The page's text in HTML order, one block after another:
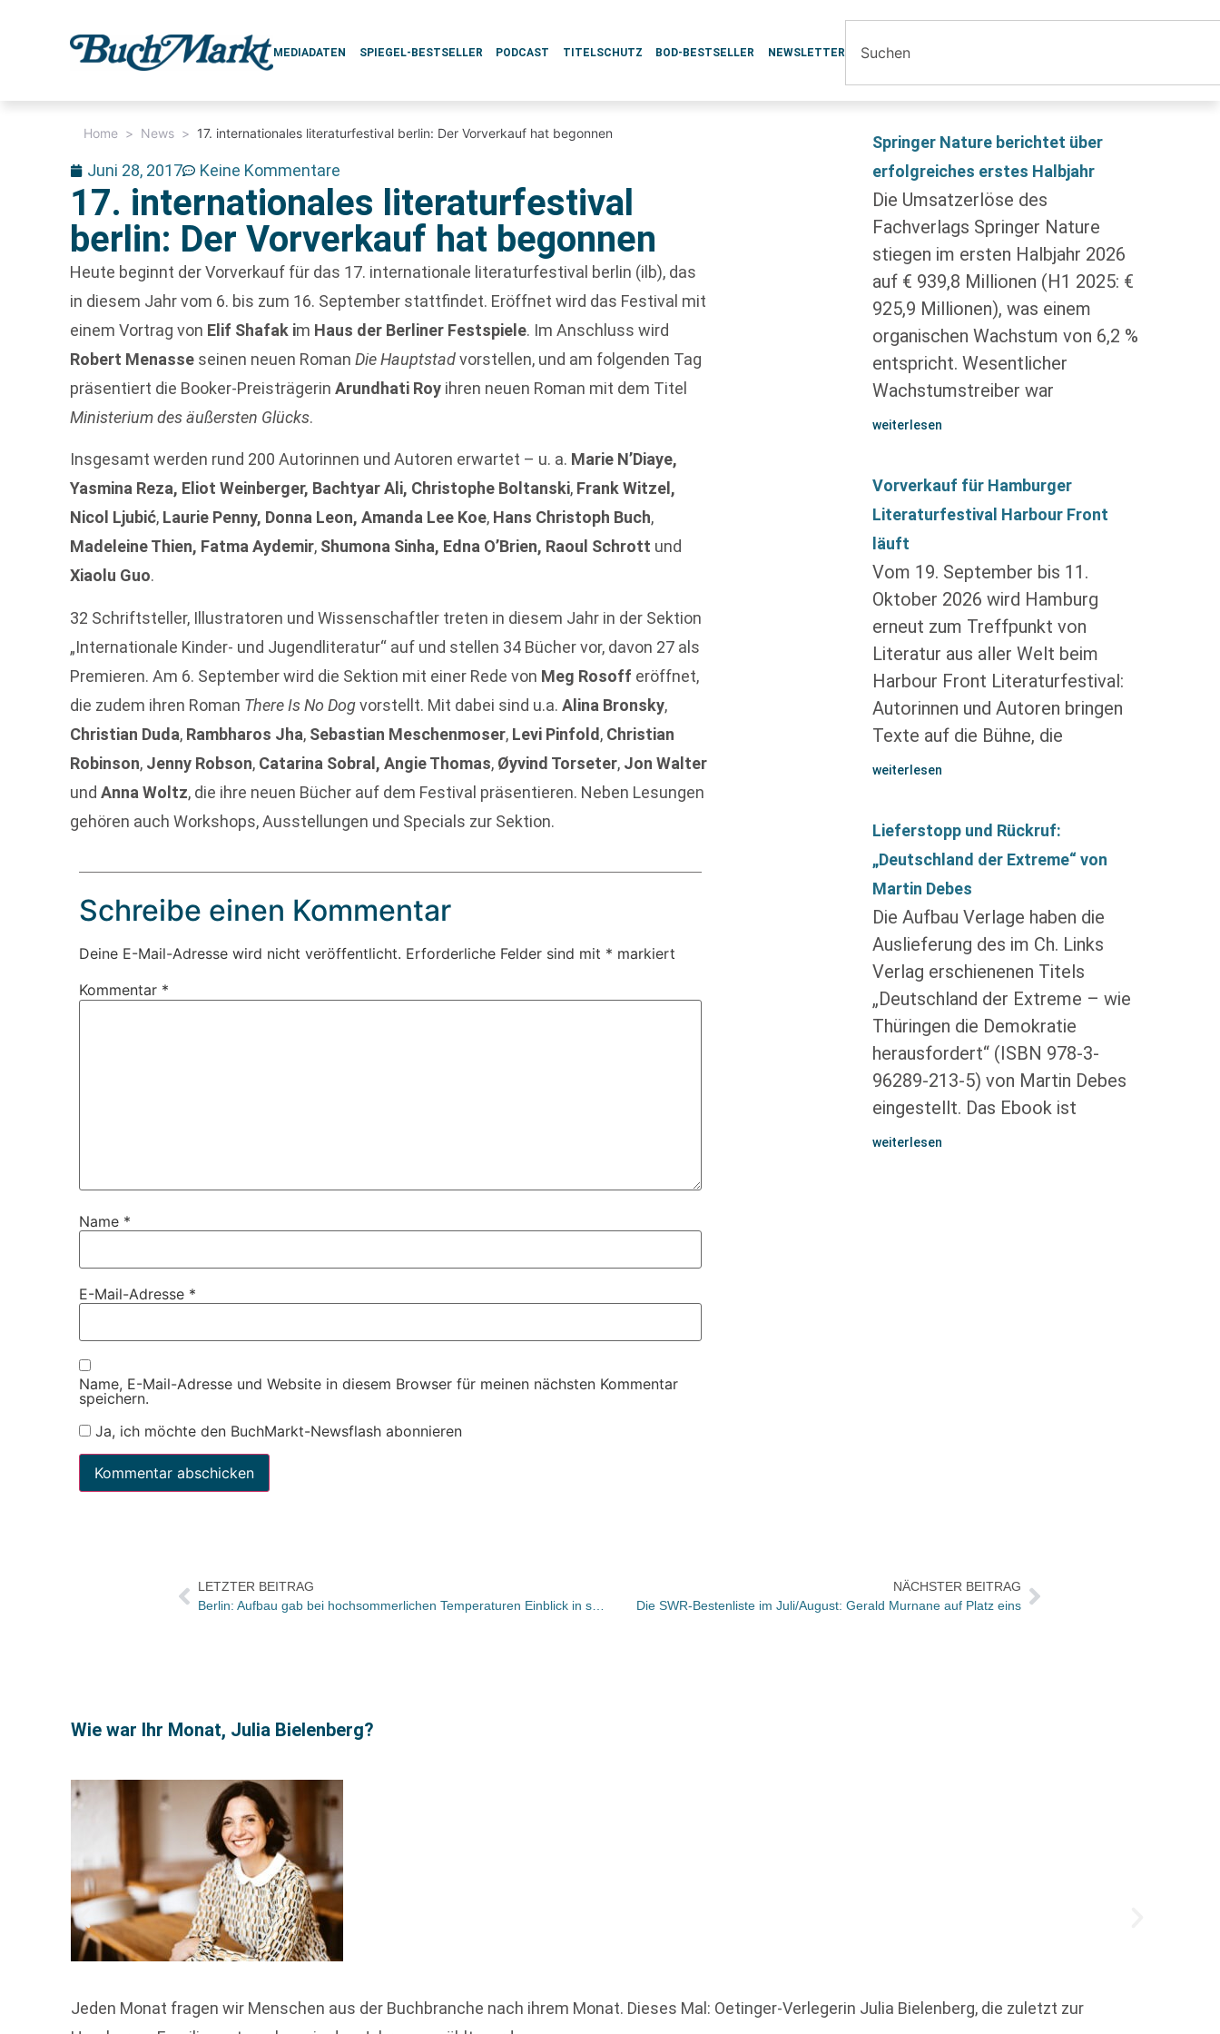
MEDIADATEN SPIEGEL-BESTSELLER PODCAST TITELSCHUTZ BOD-BESTSELLER NEWSLETTER
Home > News > 17. internationales literaturfestival berlin: Der Vorverkauf hat begonnen
Juni 28, 2017 Keine Kommentare
17. internationales literaturfestival
berlin: Der Vorverkauf hat begonnen
Heute beginnt der Vorverkauf für das 17. internationale literaturfestival berlin (ilb), das
in diesem Jahr vom 6. bis zum 16. September stattfindet. Eröffnet wird das Festival mit
einem Vortrag von Elif Shafak im Haus der Berliner Festspiele. Im Anschluss wird
Robert Menasse seinen neuen RomanDie Hauptstadvorstellen, und am folgenden Tag
präsentiert die Booker-PreisträgerinArundhati Roy ihren neuen Roman mit dem Titel
Ministerium des äußersten Glücks.
Insgesamt werden rund 200 Autorinnen und Autoren erwartet – u. a. Marie N’Diaye,
Yasmina Reza, Eliot Weinberger, Bachtyar Ali, Christophe Boltanski, Frank Witzel,
Nicol Ljubić, Laurie Penny, Donna Leon, Amanda Lee Koe, Hans Christoph Buch,
Madeleine Thien, Fatma Aydemir, Shumona Sinha, Edna O’Brien, Raoul Schrott und
Xiaolu Guo.
32 Schriftsteller, Illustratoren und Wissenschaftler treten in diesem Jahr in der Sektion
„Internationale Kinder- und Jugendliteratur“ auf und stellen 34 Bücher vor, davon 27 als
Premieren. Am 6. September wird die Sektion mit einer Rede von Meg Rosoff eröffnet,
die zudem ihren Roman There Is No Dogvorstellt. Mit dabei sind u.a.Alina Bronsky,
Christian Duda, Rambharos Jha, Sebastian Meschenmoser, Levi Pinfold, Christian
Robinson, Jenny Robson, Catarina Sobral, Angie Thomas, Øyvind Torseter, Jon Walter
undAnna Woltz, die ihre neuen Bücher auf dem Festival präsentieren. Neben Lesungen
gehören auch Workshops, Ausstellungen und Specials zur Sektion.
Schreibe einen Kommentar
Deine E-Mail-Adresse wird nicht veröffentlicht. Erforderliche Felder sind mit * markiert
Kommentar *
Name *
E-Mail-Adresse *
Name, E-Mail-Adresse und Website in diesem Browser für meinen nächsten Kommentar
speichern.
Ja, ich möchte den BuchMarkt-Newsflash abonnieren
Springer Nature berichtet über
erfolgreiches erstes Halbjahr
Die Umsatzerlöse des
Fachverlags Springer Nature
stiegen im ersten Halbjahr 2026
auf € 939,8 Millionen (H1 2025: €
925,9 Millionen), was einem
organischen Wachstum von 6,2 %
entspricht. Wesentlicher
Wachstumstreiber war
weiterlesen
Vorverkauf für Hamburger
Literaturfestival Harbour Front
läuft
Vom 19. September bis 11.
Oktober 2026 wird Hamburg
erneut zum Treffpunkt von
Literatur aus aller Welt beim
Harbour Front Literaturfestival:
Autorinnen und Autoren bringen
Texte auf die Bühne, die
weiterlesen
Lieferstopp und Rückruf:
„Deutschland der Extreme“ von
Martin Debes
Die Aufbau Verlage haben die
Auslieferung des im Ch. Links
Verlag erschienenen Titels
„Deutschland der Extreme – wie
Thüringen die Demokratie
herausfordert“ (ISBN 978-3-
96289-213-5) von Martin Debes
eingestellt. Das Ebook ist
weiterlesen
LETZTER BEITRAG
NÄCHSTER BEITRAG
Die SWR-Bestenliste im Juli/August: Gerald Murnane auf Platz eins
Wie war Ihr Monat, Julia Bielenberg?
Jeden Monat fragen wir Menschen aus der Buchbranche nach ihrem Monat. Dieses Mal: Oetinger-Verlegerin Julia Bielenberg, die zuletzt zur